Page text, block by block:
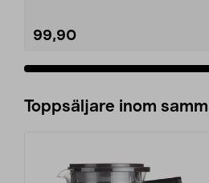
99,90
Toppsäljare inom